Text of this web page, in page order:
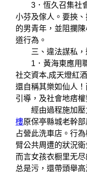
3．恆久召集社會
小芬及傢人。要挾
的男青年，並阻攔
道行為。
三、違法謀私，
1．黃海東應用職
社交資本,成天燈紅
還自稱其樂如仙人
引導，及社會地痞權
經由過程施加壓
樓原保亭縣城老幹
占營此洗車店。行
臂公共周遭的狀況
而言女孩衣橱里无
总是污，還帶頭舉